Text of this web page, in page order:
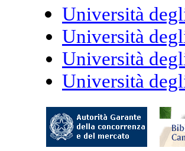
Università
Università
Università
Università